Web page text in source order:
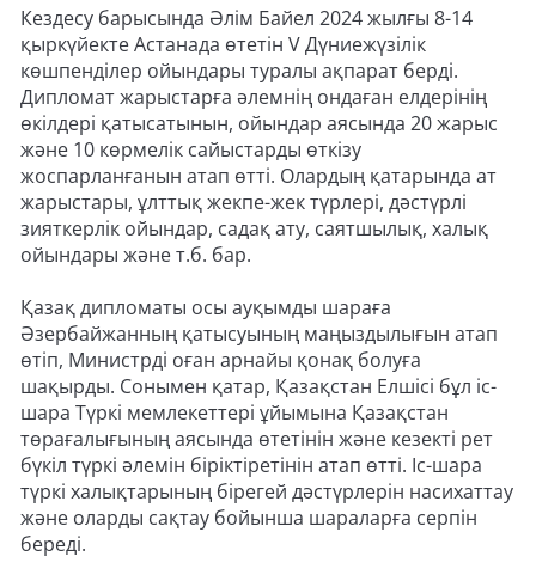
Кездесу барысында Әлім Байел 2024 жылғы 8-14
қыркүйекте Астанада өтетін V Дүниежүзілік
көшпенділер ойындары туралы ақпарат берді.
Дипломат жарыстарға әлемнің ондаған елдерінің
өкілдері қатысатынын, ойындар аясында 20 жарыс
және 10 көрмелік сайыстарды өткізу
жоспарланғанын атап өтті. Олардың қатарында ат
жарыстары, ұлттық жекпе-жек түрлері, дәстүрлі
зияткерлік ойындар, садақ ату, саятшылық, халық
ойындары және т.б. бар.
Қазақ дипломаты осы ауқымды шараға
Әзербайжанның қатысуының маңыздылығын атап
өтіп, Министрді оған арнайы қонақ болуға
шақырды. Сонымен қатар, Қазақстан Елшісі бұл іс-
шара Түркі мемлекеттері ұйымына Қазақстан
төрағалығының аясында өтетінін және кезекті рет
бүкіл түркі әлемін біріктіретінін атап өтті. Іс-шара
түркі халықтарының бірегей дәстүрлерін насихаттау
және оларды сақтау бойынша шараларға серпін
береді.